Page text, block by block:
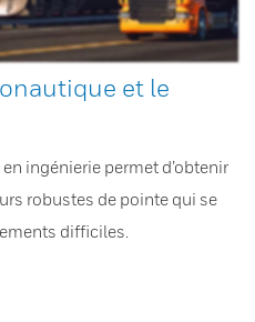
et le
ingénierie permet d’obtenir
robustes de pointe qui se
difficiles.